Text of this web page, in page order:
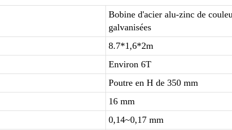
Bobine d'acier alu-zinc de
galvanisées
8.7*1,6*2m
Environ 6T
Poutre en H de 350 mm
16 mm
0,14~0,17 mm